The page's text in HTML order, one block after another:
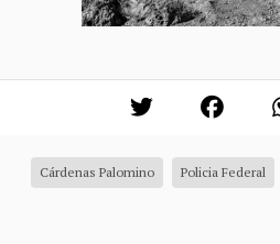
Cárdenas Palomino Policia Federal